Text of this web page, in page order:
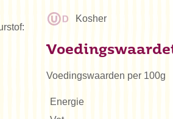
Kosher
Voedingswaarden per 100g
Energie